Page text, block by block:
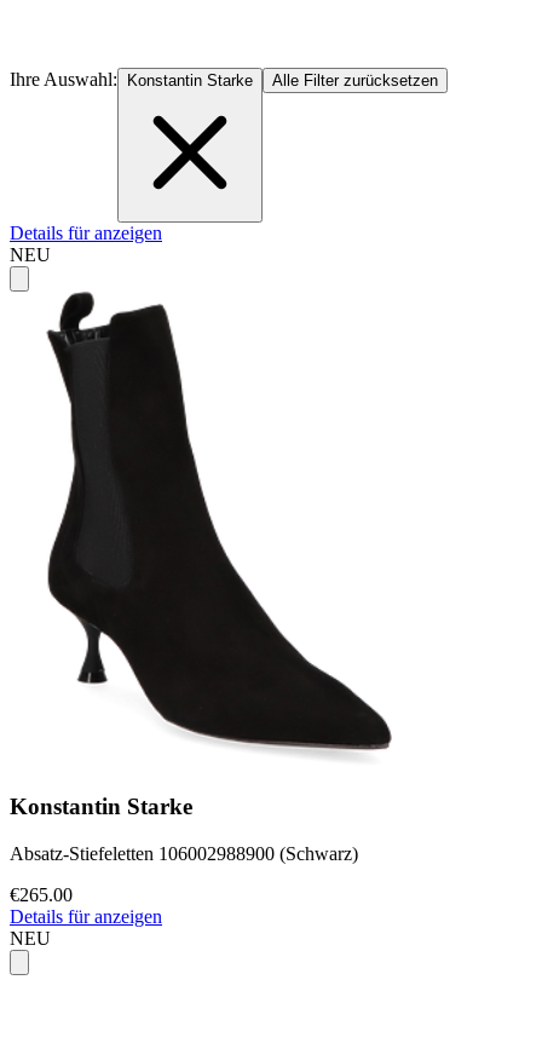
Ihre Auswahl: Konstantin Starke Alle Filter zurücksetzen
Details für anzeigen
NEU
Konstantin Starke
Absatz-Stiefeletten 106002988900 (Schwarz)
€265.00
Details für anzeigen
NEU